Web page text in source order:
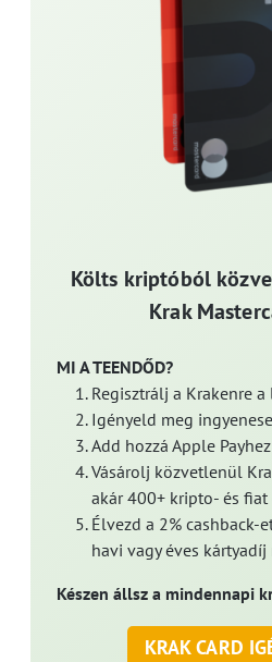
Költs kriptóból
Krak
MI A TEENDŐD?
Regisztrálj a Krakenre
Igényeld meg
Add hozzá Apple
Vásárolj közvetlenül
akár 400+ kripto- és fiat
Élvezd a 2% cashback-
havi vagy éves
Készen állsz a mindennapi
KRAK CARD